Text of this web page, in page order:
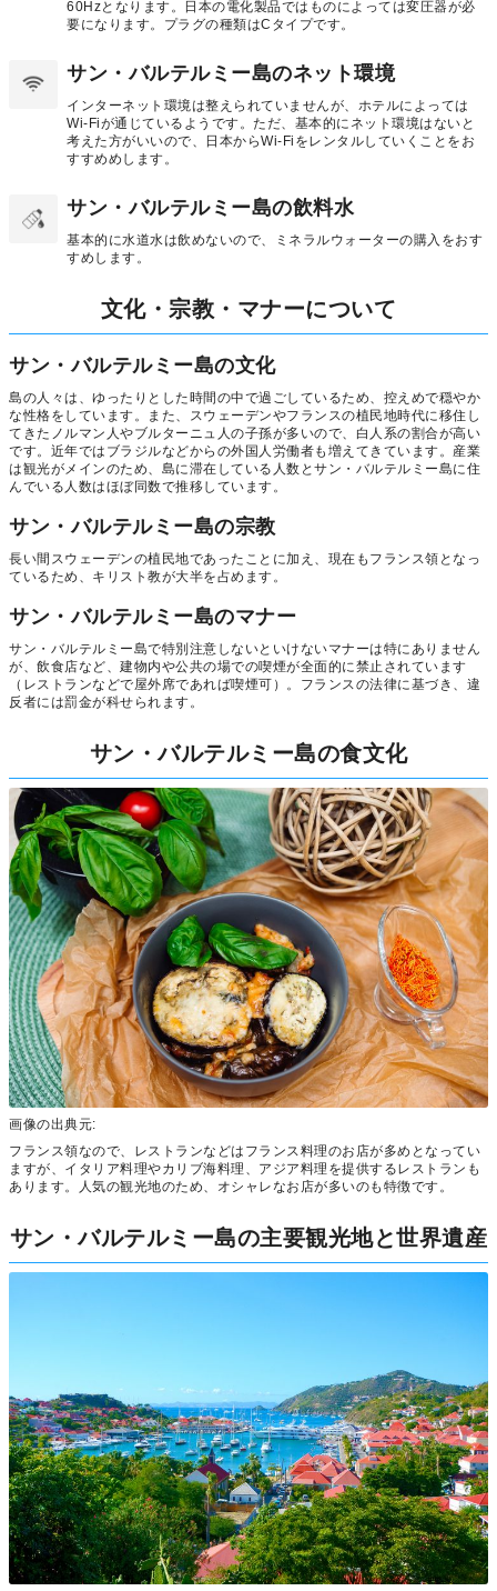
60Hzとなります。日本の電化製品ではものによっては変圧器が必
要になります。プラグの種類はCタイプです。
サン・バルテルミー島のネット環境
インターネット環境は整えられていませんが、ホテルによっては
Wi-Fiが通じているようです。ただ、基本的にネット環境はないと
考えた方がいいので、日本からWi-Fiをレンタルしていくことをお
すすめめします。
サン・バルテルミー島の飲料水
基本的に水道水は飲めないので、ミネラルウォーターの購入をおす
すめします。
文化・宗教・マナーについて
サン・バルテルミー島の文化
島の人々は、ゆったりとした時間の中で過ごしているため、控えめで穏やか
な性格をしています。また、スウェーデンやフランスの植民地時代に移住し
てきたノルマン人やブルターニュ人の子孫が多いので、白人系の割合が高い
です。近年ではブラジルなどからの外国人労働者も増えてきています。産業
は観光がメインのため、島に滞在している人数とサン・バルテルミー島に住
んでいる人数はほぼ同数で推移しています。
サン・バルテルミー島の宗教
長い間スウェーデンの植民地であったことに加え、現在もフランス領となっ
ているため、キリスト教が大半を占めます。
サン・バルテルミー島のマナー
サン・バルテルミー島で特別注意しないといけないマナーは特にありません
が、飲食店など、建物内や公共の場での喫煙が全面的に禁止されています
（レストランなどで屋外席であれば喫煙可）。フランスの法律に基づき、違
反者には罰金が科せられます。
サン・バルテルミー島の食文化
画像の出典元:
フランス領なので、レストランなどはフランス料理のお店が多めとなってい
ますが、イタリア料理やカリブ海料理、アジア料理を提供するレストランも
あります。人気の観光地のため、オシャレなお店が多いのも特徴です。
サン・バルテルミー島の主要観光地と世界遺産